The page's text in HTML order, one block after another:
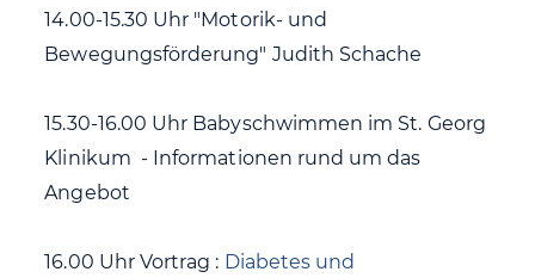
14.00-15.30 Uhr "Motorik- und
Bewegungsförderung" Judith Schache
15.30-16.00 Uhr Babyschwimmen im St. Georg
Klinikum - Informationen rund um das
Angebot
16.00 Uhr Vortrag : Diabetes und